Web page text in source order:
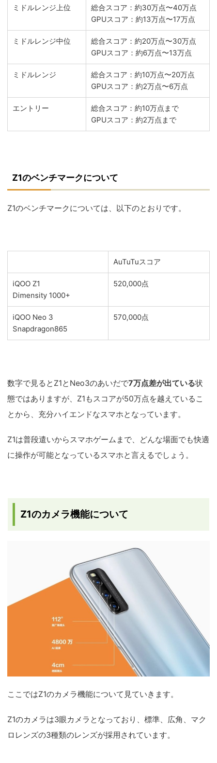
ミドルレンジ上位
総合スコア：約30万点〜40万点
GPUスコア：約13万点〜17万点
ミドルレンジ中位
総合スコア：約20万点〜30万点
GPUスコア：約6万点〜13万点
ミドルレンジ
総合スコア：約10万点〜20万点
GPUスコア：約2万点〜6万点
エントリー
総合スコア：約10万点まで
GPUスコア：約2万点まで
Z1のベンチマークについて
Z1のベンチマークについては、以下のとおりです。
AuTuTuスコア
iQOO Z1
Dimensity 1000+
520,000点
iQOO Neo 3
Snapdragon865
570,000点
数字で見るとZ1とNeo3のあいだで7万点差が出ている状
態ではありますが、Z1もスコアが50万点を越えているこ
とから、充分ハイエンドなスマホとなっています。
Z1は普段遣いからスマホゲームまで、どんな場面でも快適
に操作が可能となっているスマホと言えるでしょう。
Z1のカメラ機能について
ここではZ1のカメラ機能について見ていきます。
Z1のカメラは3眼カメラとなっており、標準、広角、マク
ロレンズの3種類のレンズが採用されています。